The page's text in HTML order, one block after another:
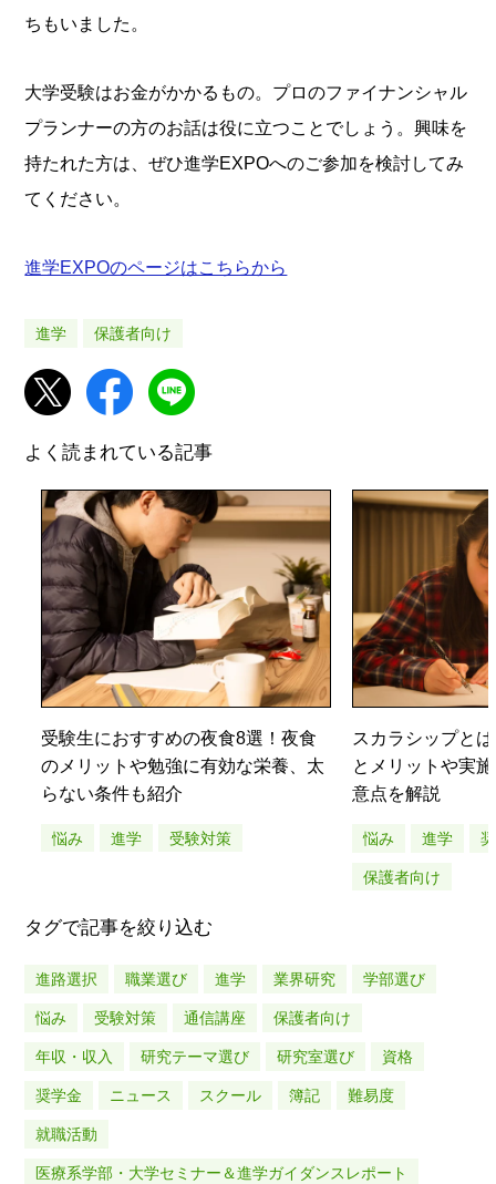
ちもいました。
大学受験はお金がかかるもの。プロのファイナンシャル
プランナーの方のお話は役に立つことでしょう。興味を
持たれた方は、ぜひ進学EXPOへのご参加を検討してみ
てください。
進学EXPOのページはこちらから
進学 保護者向け
よく読まれている記事
受験生におすすめの夜食8選！夜食
のメリットや勉強に有効な栄養、太
らない条件も紹介
悩み 進学 受験対策
スカラシップと
とメリットや実
意点を解説
悩み 進学
保護者向け
タグで記事を絞り込む
進路選択 職業選び 進学 業界研究 学部選び
悩み 受験対策 通信講座 保護者向け
年収・収入 研究テーマ選び 研究室選び 資格
奨学金 ニュース スクール 簿記 難易度
就職活動
医療系学部・大学セミナー＆進学ガイダンスレポート